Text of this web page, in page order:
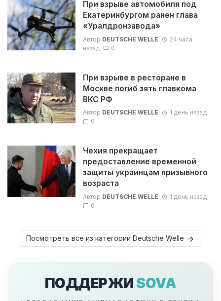
При взрыве автомобиля под
Екатеринбургом ранен глава
«Уралдронзавода»
Автор DEUTSCHE WELLE
24 часа
назад
0
При взрыве в ресторане в
Москве погиб зять главкома
ВКС РФ
Автор DEUTSCHE WELLE
1 день назад
0
Чехия прекращает
предоставление временной
защиты украинцам призывного
возраста
Автор DEUTSCHE WELLE
1 день назад
0
Посмотреть все из категории Deutsche Welle
ПОДДЕРЖИ SOVA